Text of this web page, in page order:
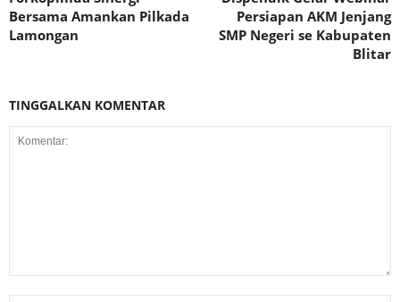
Bersama Amankan Pilkada
Lamongan
Persiapan AKM Jenjang
SMP Negeri se Kabupaten
Blitar
TINGGALKAN KOMENTAR